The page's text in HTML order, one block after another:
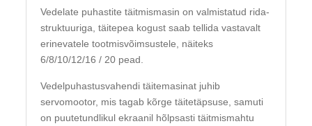
Vedelate puhastite täitmismasin on valmistatud rida-
struktuuriga, täitepea kogust saab tellida vastavalt
erinevatele tootmisvõimsustele, näiteks
6/8/10/12/16 / 20 pead.
Vedelpuhastusvahendi täitemasinat juhib
servomootor, mis tagab kõrge täitetäpsuse, samuti
on puutetundlikul ekraanil hõlpsasti täitmismahtu